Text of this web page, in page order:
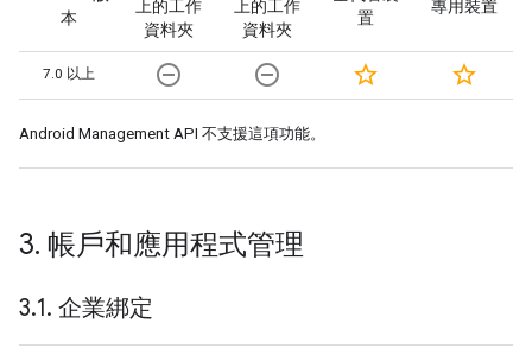
本
上的工作
資料夾
上的工作
資料夾
置
專用裝置
7.0 以上 remove_circle_outline remove_circle_outline star_border star_border
Android Management API 不支援這項功能。
3. 帳戶和應用程式管理
3.1. 企業綁定